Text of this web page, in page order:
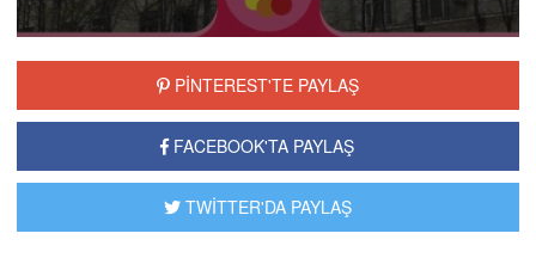
PİNTEREST'TE PAYLAŞ
FACEBOOK'TA PAYLAŞ
TWİTTER'DA PAYLAŞ